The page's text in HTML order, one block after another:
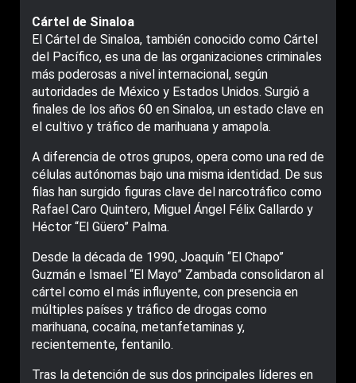
Cártel de Sinaloa
El Cártel de Sinaloa, también conocido como Cártel
del Pacífico, es una de las organizaciones criminales
más poderosas a nivel internacional, según
autoridades de México y Estados Unidos. Surgió a
finales de los años 60 en Sinaloa, un estado clave en
el cultivo y tráfico de marihuana y amapola.
A diferencia de otros grupos, opera como una red de
células autónomas bajo una misma identidad. De sus
filas han surgido figuras clave del narcotráfico como
Rafael Caro Quintero, Miguel Ángel Félix Gallardo y
Héctor “El Güero” Palma.
Desde la década de 1990, Joaquín “El Chapo”
Guzmán e Ismael “El Mayo” Zambada consolidaron al
cártel como el más influyente, con presencia en
múltiples países y tráfico de drogas como
marihuana, cocaína, metanfetaminas y,
recientemente, fentanilo.
Tras la detención de sus dos principales líderes en